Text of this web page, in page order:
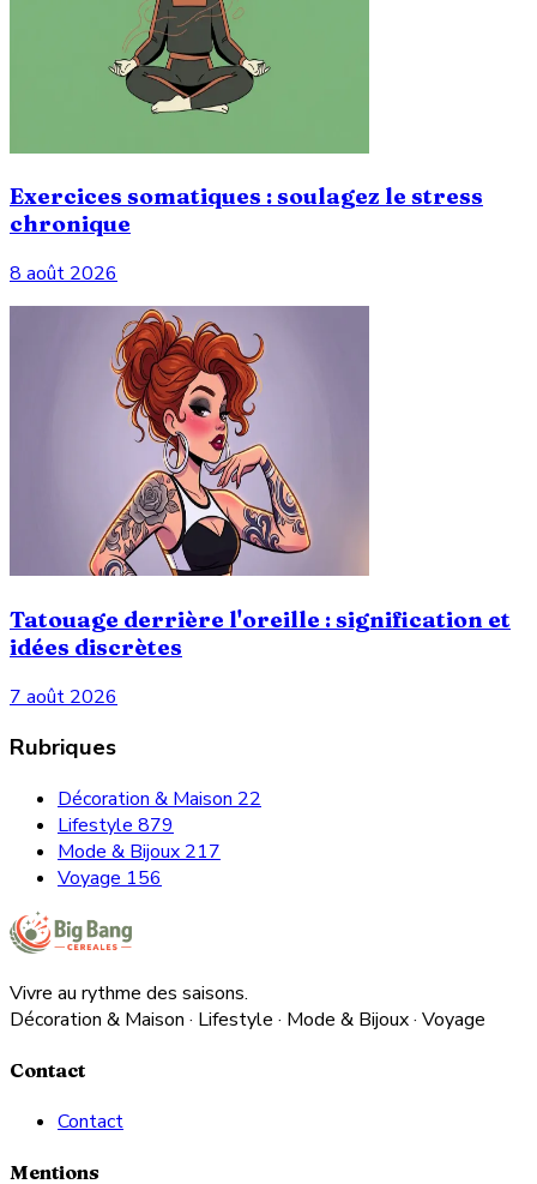
Exercices somatiques : soulagez le stress
chronique
8 août 2026
Tatouage derrière l'oreille : signification et
idées discrètes
7 août 2026
Rubriques
Décoration & Maison 22
Lifestyle 879
Mode & Bijoux 217
Voyage 156
Vivre au rythme des saisons.
Décoration & Maison · Lifestyle · Mode & Bijoux · Voyage
Contact
Contact
Mentions